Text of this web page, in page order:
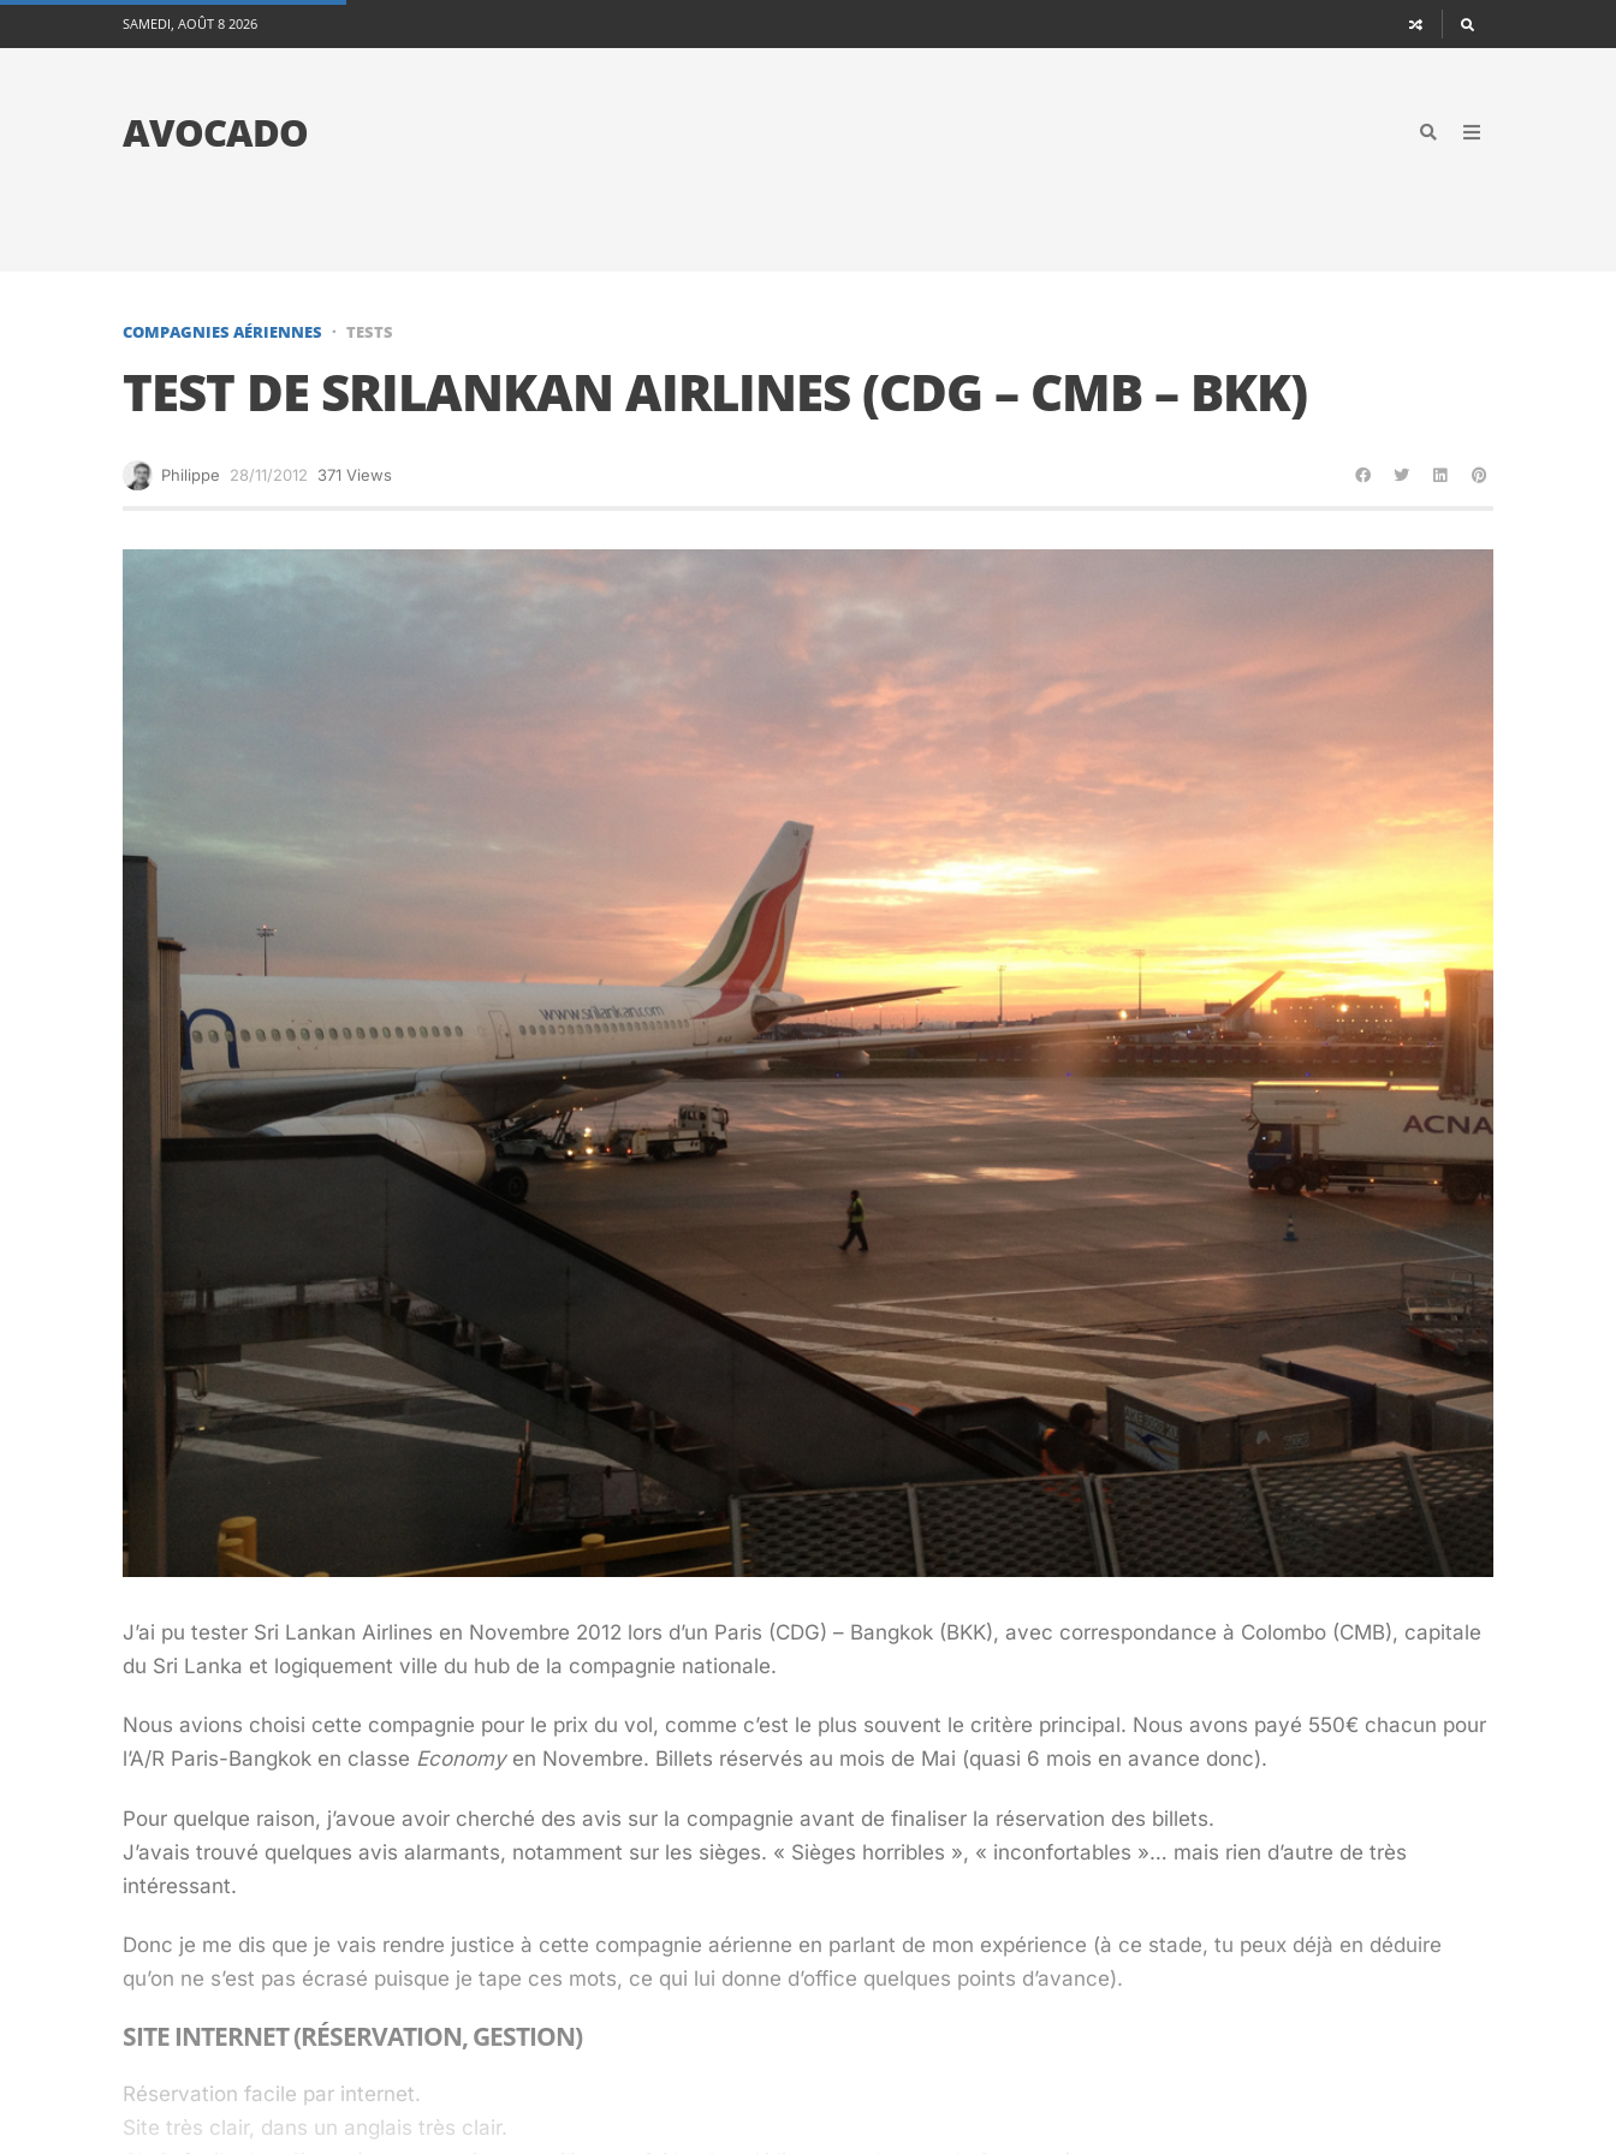
SAMEDI, AOÛT 8 2026
AVOCADO
COMPAGNIES AÉRIENNES TESTS
TEST DE SRILANKAN AIRLINES (CDG – CMB – BKK)
Philippe 28/11/2012 371 Views
J’ai pu tester Sri Lankan Airlines en Novembre 2012 lors d’un Paris (CDG) – Bangkok (BKK), avec correspondance à Colombo (CMB), capitale
du Sri Lanka et logiquement ville du hub de la compagnie nationale.
Nous avions choisi cette compagnie pour le prix du vol, comme c’est le plus souvent le critère principal. Nous avons payé 550€ chacun pour
l’A/R Paris-Bangkok en classe Economyen Novembre. Billets réservés au mois de Mai (quasi 6 mois en avance donc).
Pour quelque raison, j’avoue avoir cherché des avis sur la compagnie avant de finaliser la réservation des billets.
J’avais trouvé quelques avis alarmants, notamment sur les sièges. « Sièges horribles », « inconfortables »… mais rien d’autre de très
intéressant.
Donc je me dis que je vais rendre justice à cette compagnie aérienne en parlant de mon expérience (à ce stade, tu peux déjà en déduire
qu’on ne s’est pas écrasé puisque je tape ces mots, ce qui lui donne d’office quelques points d’avance).
SITE INTERNET (RÉSERVATION, GESTION)
Réservation facile par internet.
Site très clair, dans un anglais très clair.